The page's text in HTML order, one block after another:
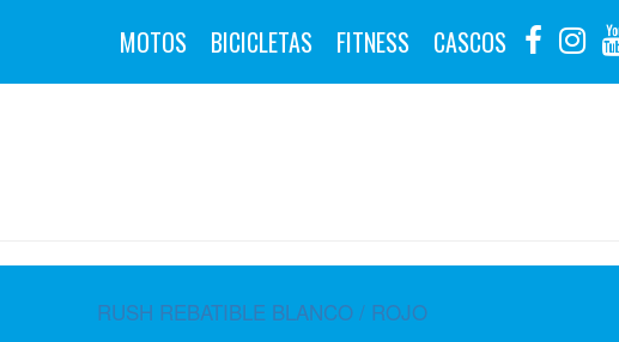
MOTOS BICICLETAS FITNESS CASCOS
RUSH REBATIBLE BLANCO / ROJO